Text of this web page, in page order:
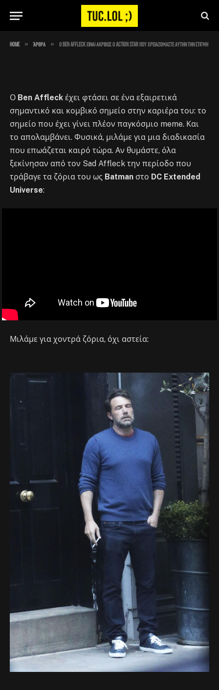
Home » Άρθρα » Ο Ben Affleck είναι ακριβώς ο action star που χρειαζόμαστε αυτήν την στιγμή
αυτήν την στιγμή
Ο Ben Affleck έχει φτάσει σε ένα εξαιρετικά
σημαντικό και κομβικό σημείο στην καριέρα του: το
σημείο που έχει γίνει πλέον παγκόσμιο meme. Και
το απολαμβάνει. Φυσικά, μιλάμε για μια διαδικασία
που επωάζεται καιρό τώρα. Αν θυμάστε, όλα
ξεκίνησαν από τον Sad Affleck την περίοδο που
τράβαγε τα ζόρια του ως Batman στο DC Extended
Universe:
Μιλάμε για χοντρά ζόρια, όχι αστεία: